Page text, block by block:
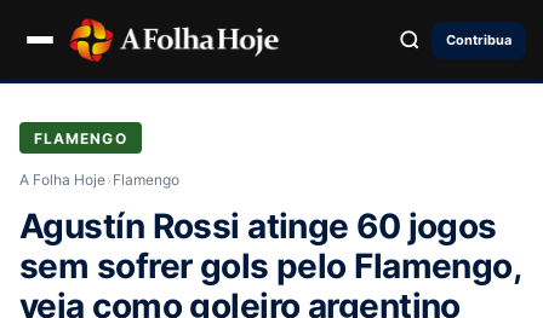
Contribua
FLAMENGO
A Folha Hoje› Flamengo
Agustín Rossi atinge 60 jogos
sem sofrer gols pelo Flamengo,
veja como goleiro argentino